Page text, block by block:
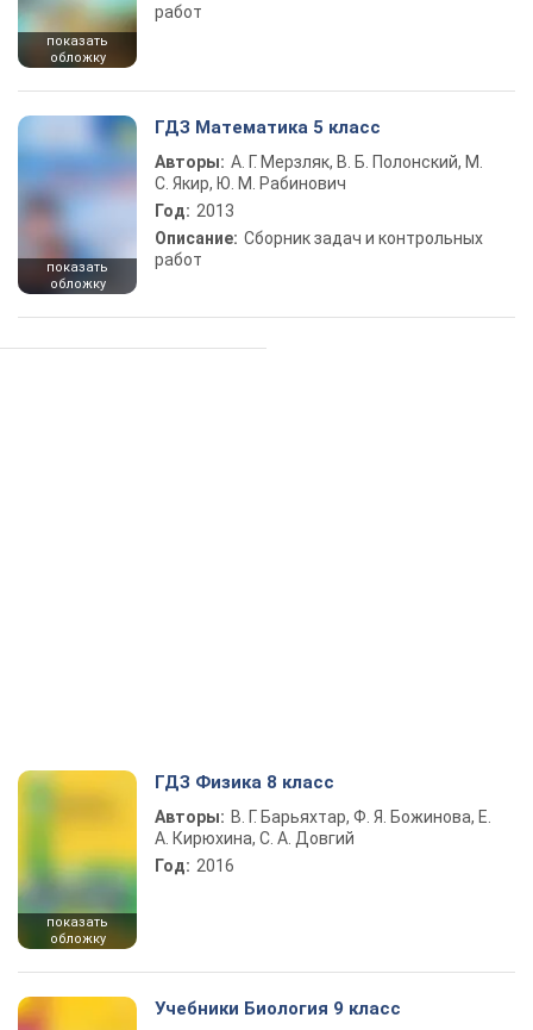
показать
обложку
работ
показать
обложку
ГДЗ Математика 5 класс
Авторы: А. Г. Мерзляк, В. Б. Полонский, М.
С. Якир, Ю. М. Рабинович
Год: 2013
Описание: Сборник задач и контрольных
работ
показать
обложку
ГДЗ Физика 8 класс
Авторы: В. Г. Барьяхтар, Ф. Я. Божинова, Е.
А. Кирюхина, С. А. Довгий
Год: 2016
Учебники Биология 9 класс